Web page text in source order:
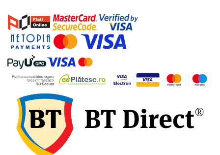
Accesorii pentru echipamente
industriale
Echipamente pentru tratarea si
pomparea apei
Pompe submersibile
Pompe de suprafata
Pompe pentru piscine
Motopompe
Hidrofoare
Vase de expansiune pentru